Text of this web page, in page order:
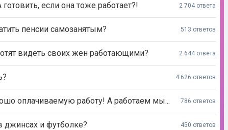
если она тоже работает?! 2 704 ответа
пенсии самозанятым? 513 ответов
видеть своих жен работающими? 2 644 ответа
4 626 ответов
оплачиваемую работу! А работаем мы... 786 ответов
джинсах и футболке? 450 ответов